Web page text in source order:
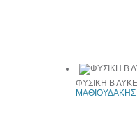
ΦΥΣΙΚΗ Β